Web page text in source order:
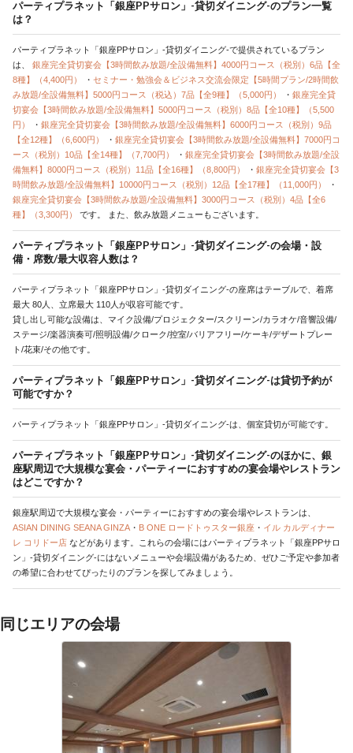
パーティプラネット「銀座PPサロン」-貸切ダイニング-のプラン一覧
は？
パーティプラネット「銀座PPサロン」-貸切ダイニング-で提供されているプラン
は、 銀座完全貸切宴会【3時間飲み放題/全設備無料】4000円コース（税別）6品【全
8種】（4,400円）
・ セミナー・勉強会＆ビジネス交流会限定【5時間プラン/2時間飲
み放題/全設備無料】5000円コース（税込）7品【全9種】（5,000円）
・ 銀座完全貸
切宴会【3時間飲み放題/全設備無料】5000円コース（税別）8品【全10種】（5,500
円）
・ 銀座完全貸切宴会【3時間飲み放題/全設備無料】6000円コース（税別）9品
【全12種】（6,600円）
・ 銀座完全貸切宴会【3時間飲み放題/全設備無料】7000円コ
ース（税別）10品【全14種】（7,700円）
・ 銀座完全貸切宴会【3時間飲み放題/全設
備無料】8000円コース（税別）11品【全16種】（8,800円）
・ 銀座完全貸切宴会【3
時間飲み放題/全設備無料】10000円コース（税別）12品【全17種】（11,000円）
・
銀座完全貸切宴会【3時間飲み放題/全設備無料】3000円コース（税別）4品【全6
種】（3,300円） です。 また、飲み放題メニューもございます。
パーティプラネット「銀座PPサロン」-貸切ダイニング-の会場・設
備・席数/最大収容人数は？
パーティプラネット「銀座PPサロン」-貸切ダイニング-の座席はテーブルで、着席
最大 80人、立席最大 110人が収容可能です。
貸し出し可能な設備は、マイク設備/プロジェクター/スクリーン/カラオケ/音響設備/
ステージ/楽器演奏可/照明設備/クローク/控室/バリアフリー/ケーキ/デザートプレー
ト/花束/その他です。
パーティプラネット「銀座PPサロン」-貸切ダイニング-は貸切予約が
可能ですか？
パーティプラネット「銀座PPサロン」-貸切ダイニング-は、個室貸切が可能です。
パーティプラネット「銀座PPサロン」-貸切ダイニング-のほかに、銀
座駅周辺で大規模な宴会・パーティーにおすすめの宴会場やレストラン
はどこですか？
銀座駅周辺で大規模な宴会・パーティーにおすすめの宴会場やレストランは、
ASIAN DINING SEANA GINZA ・ B ONE ロードトゥスター銀座 ・ イル カルディナー
レ コリドー店 などがあります。これらの会場にはパーティプラネット「銀座PPサロ
ン」-貸切ダイニング-にはないメニューや会場設備があるため、ぜひご予定や参加者
の希望に合わせてぴったりのプランを探してみましょう。
同じエリアの会場